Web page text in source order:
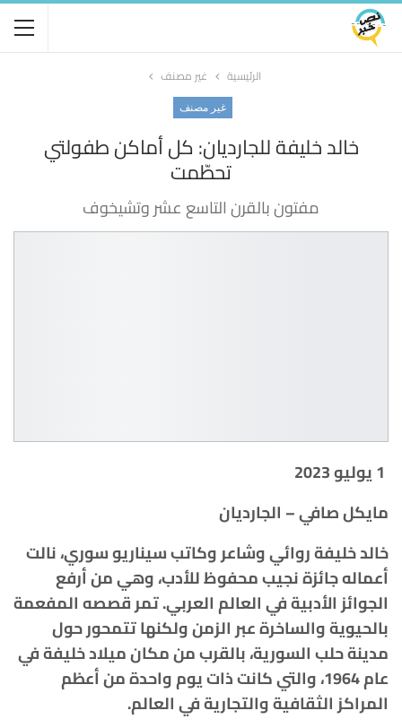
الرئيسية غير مصنف
غير مصنف
خالد خليفة للجارديان: كل أماكن طفولتي
تحطّمت
مفتون بالقرن التاسع عشر وتشيخوف
مايكل صافي – الجارديان
خالد خليفة روائي وشاعر وكاتب سيناريو سوري، نالت
أعماله جائزة نجيب محفوظ للأدب، وهي من أرفع
الجوائز الأدبية في العالم العربي. تمر قصصه المفعمة
بالحيوية والساخرة عبر الزمن ولكنها تتمحور حول
مدينة حلب السورية، بالقرب من مكان ميلاد خليفة في
عام 1964، والتي كانت ذات يوم واحدة من أعظم
المراكز الثقافية والتجارية في العالم.